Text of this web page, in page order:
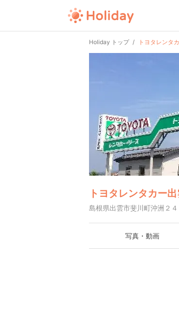
Holiday トップ トヨタレンタ
トヨタレンタカー
島根県出雲市斐川町沖洲２
写真・動画